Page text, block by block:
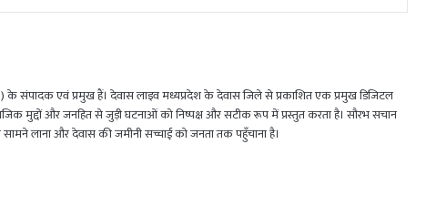
संपादक एवं प्रमुख हैं। देवास लाइव मध्यप्रदेश के देवास जिले से प्रकाशित एक प्रमुख डिजिटल
मुद्दों और जनहित से जुड़ी घटनाओं को निष्पक्ष और सटीक रूप में प्रस्तुत करता है। सौरभ सचान
सामने लाना और देवास की जमीनी सच्चाई को जनता तक पहुँचाना है।